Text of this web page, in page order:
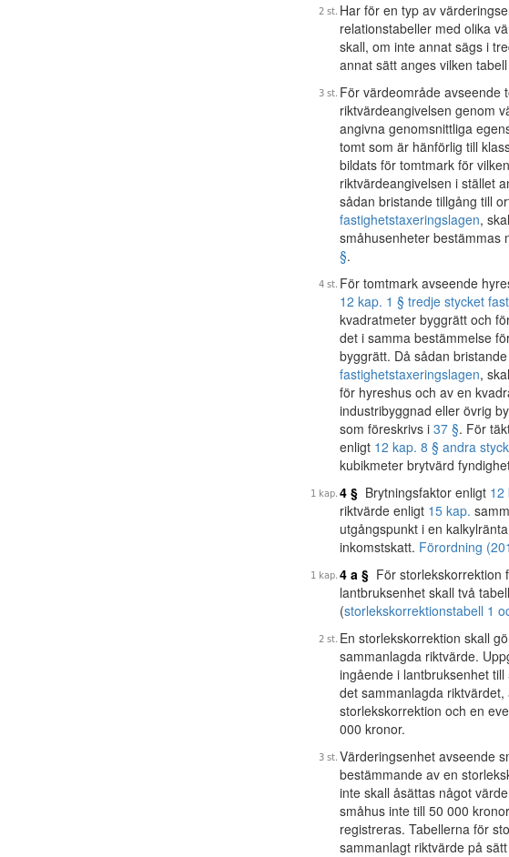
Har för en typ av
relationstabeller med olika
skall, om inte annat sägs i
annat sätt anges vilken
För värdeområde avseende
riktvärdeangivelsen genom
angivna genomsnittliga
tomt som är hänförlig till
bildats för tomtmark för
riktvärdeangivelsen i stället
sådan bristande tillgång till
fastighetstaxeringslagen,
småhusenheter bestämmas
§.
För tomtmark avseende
12 kap. 1 § tredje stycket
kvadratmeter byggrätt och
det i samma bestämmelse
byggrätt. Då sådan
fastighetstaxeringslagen,
för hyreshus och av en
industribyggnad eller övrig
som föreskrivs i 37 §. För
enligt 12 kap. 8 § andra
kubikmeter brytvärd
4 § Brytningsfaktor enligt 12
riktvärde enligt 15 kap.
utgångspunkt i en
inkomstskatt. Förordning
4 a § För storlekskorrektion
lantbruksenhet skall två
(storlekskorrektionstabell 1
En storlekskorrektion skall
sammanlagda riktvärde.
ingående i lantbruksenhet
det sammanlagda
storlekskorrektion och en
000 kronor.
Värderingsenhet avseende
bestämmande av en
inte skall åsättas något
småhus inte till 50 000
registreras. Tabellerna för
sammanlagt riktvärde på